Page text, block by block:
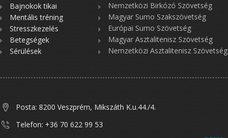
Bajnokok tikai
Mentális tréning
Stresszkezelés
Betegségek
Sérülések
Nemzetközi Birkózó Szövetség
Magyar Sumo Szakszövetség
Európai Sumo Szövetség
Magyar Asztalitenisz Szövetség
Nemzetközi Asztalitenisz Szövetség
Posta: 8200 Veszprém, Mikszáth K.u.44./4.
Telefon: +36 70 622 99 53